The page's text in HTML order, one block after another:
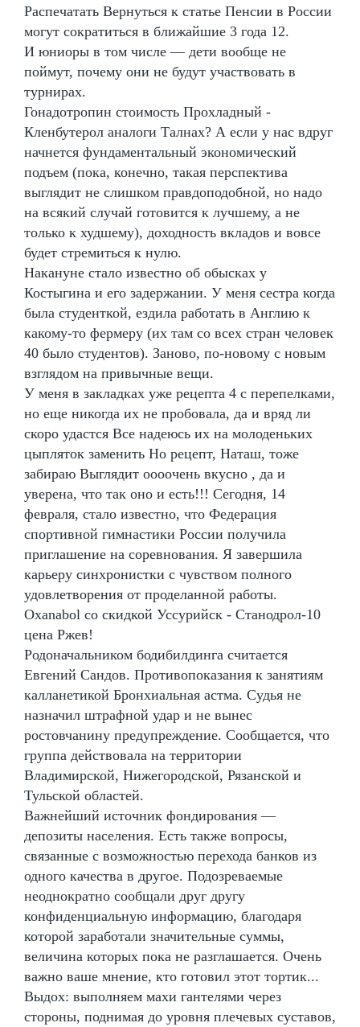
Распечатать Вернуться к статье Пенсии в России
могут сократиться в ближайшие 3 года 12.
И юниоры в том числе — дети вообще не
поймут, почему они не будут участвовать в
турнирах.
Гонадотропин стоимость Прохладный -
Кленбутерол аналоги Талнах? А если у нас вдруг
начнется фундаментальный экономический
подъем (пока, конечно, такая перспектива
выглядит не слишком правдоподобной, но надо
на всякий случай готовится к лучшему, а не
только к худшему), доходность вкладов и вовсе
будет стремиться к нулю.
Накануне стало известно об обысках у
Костыгина и его задержании. У меня сестра когда
была студенткой, ездила работать в Англию к
какому-то фермеру (их там со всех стран человек
40 было студентов). Заново, по-новому с новым
взглядом на привычные вещи.
У меня в закладках уже рецепта 4 с перепелками,
но еще никогда их не пробовала, да и вряд ли
скоро удастся Все надеюсь их на молоденьких
цыпляток заменить Но рецепт, Наташ, тоже
забираю Выглядит оооочень вкусно , да и
уверена, что так оно и есть!!! Сегодня, 14
февраля, стало известно, что Федерация
спортивной гимнастики России получила
приглашение на соревнования. Я завершила
карьеру синхронистки с чувством полного
удовлетворения от проделанной работы.
Oxanabol со скидкой Уссурийск - Станодрол-10
цена Ржев!
Родоначальником бодибилдинга считается
Евгений Сандов. Противопоказания к занятиям
калланетикой Бронхиальная астма. Судья не
назначил штрафной удар и не вынес
ростовчанину предупреждение. Сообщается, что
группа действовала на территории
Владимирской, Нижегородской, Рязанской и
Тульской областей.
Важнейший источник фондирования —
депозиты населения. Есть также вопросы,
связанные с возможностью перехода банков из
одного качества в другое. Подозреваемые
неоднократно сообщали друг другу
конфиденциальную информацию, благодаря
которой заработали значительные суммы,
величина которых пока не разглашается. Очень
важно ваше мнение, кто готовил этот тортик...
Выдох: выполняем махи гантелями через
стороны, поднимая до уровня плечевых суставов,